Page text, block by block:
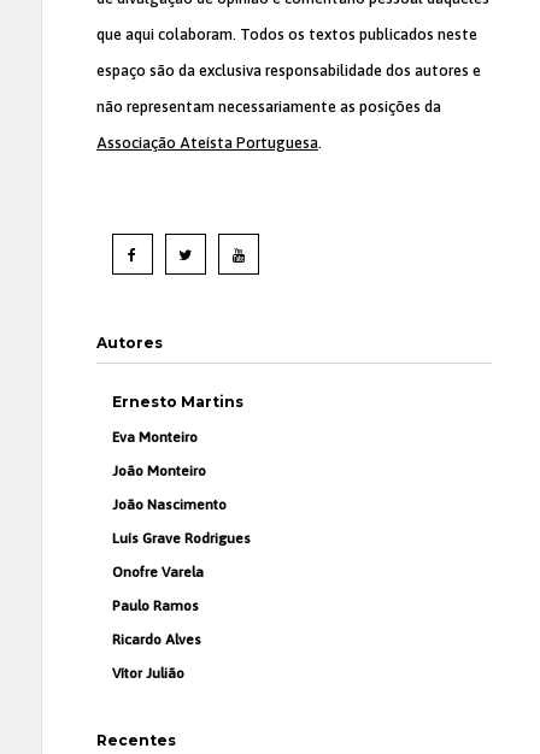
que aqui colaboram. Todos os textos publicados neste
espaço são da exclusiva responsabilidade dos autores e
não representam necessariamente as posições da
Associação Ateísta Portuguesa.
Autores
Ernesto Martins
Eva Monteiro
João Monteiro
João Nascimento
Luís Grave Rodrigues
Onofre Varela
Paulo Ramos
Ricardo Alves
Vítor Julião
Recentes